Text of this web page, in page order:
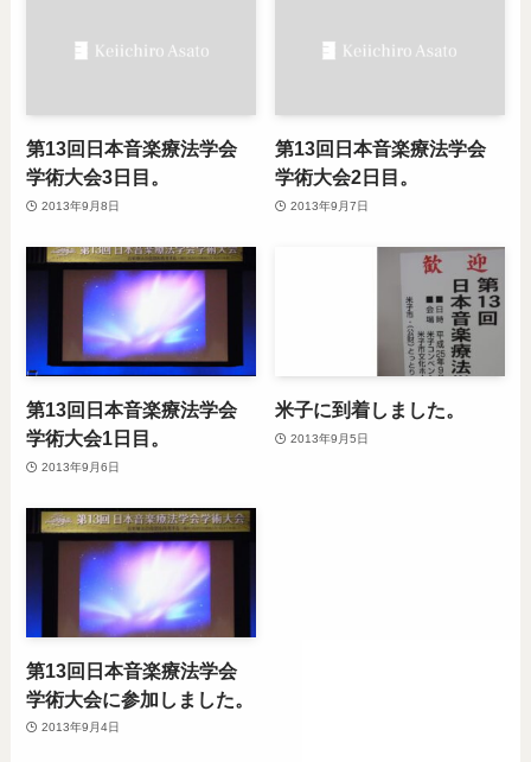
第13回日本音楽療法学会
学術大会3日目。
2013年9月8日
第13回日本音楽療法学会
学術大会2日目。
2013年9月7日
第13回日本音楽療法学会
学術大会1日目。
2013年9月6日
米子に到着しました。
2013年9月5日
第13回日本音楽療法学会
学術大会に参加しました。
2013年9月4日